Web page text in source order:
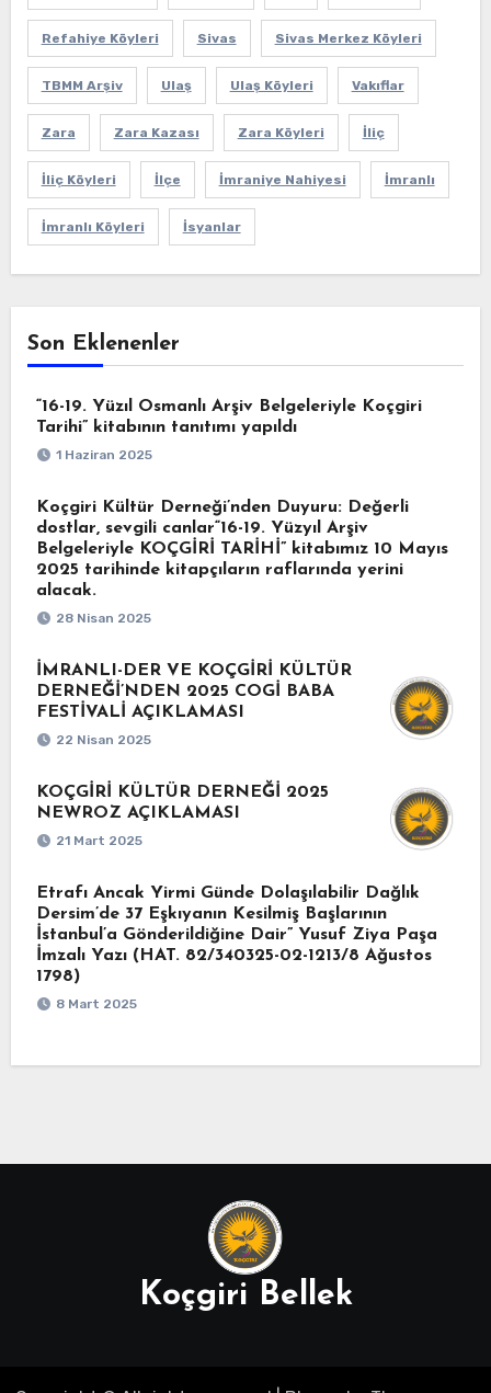
Refahiye Köyleri Sivas Sivas Merkez Köyleri
TBMM Arşiv Ulaş Ulaş Köyleri Vakıflar
Zara Zara Kazası Zara Köyleri İliç
İliç Köyleri İlçe İmraniye Nahiyesi İmranlı
İmranlı Köyleri İsyanlar
Son Eklenenler
“16-19. Yüzıl Osmanlı Arşiv Belgeleriyle Koçgiri
Tarihi” kitabının tanıtımı yapıldı
1 Haziran 2025
Koçgiri Kültür Derneği’nden Duyuru: Değerli
dostlar, sevgili canlar“16-19. Yüzyıl Arşiv
Belgeleriyle KOÇGİRİ TARİHİ” kitabımız 10 Mayıs
2025 tarihinde kitapçıların raflarında yerini
alacak.
28 Nisan 2025
İMRANLI-DER VE KOÇGİRİ KÜLTÜR
DERNEĞİ’NDEN 2025 COGİ BABA
FESTİVALİ AÇIKLAMASI
22 Nisan 2025
KOÇGİRİ KÜLTÜR DERNEĞİ 2025
NEWROZ AÇIKLAMASI
21 Mart 2025
Etrafı Ancak Yirmi Günde Dolaşılabilir Dağlık
Dersim’de 37 Eşkıyanın Kesilmiş Başlarının
İstanbul’a Gönderildiğine Dair” Yusuf Ziya Paşa
İmzalı Yazı (HAT. 82/340325-02-1213/8 Ağustos
1798)
8 Mart 2025
Koçgiri Bellek